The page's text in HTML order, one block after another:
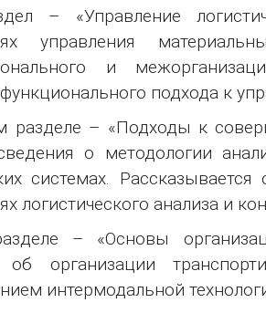
– «Управление
управления
и
подхода к
разделе – «Подходы к
о методологии
системах.
логистического анализа и
– «Основы
об организации
интермодальной